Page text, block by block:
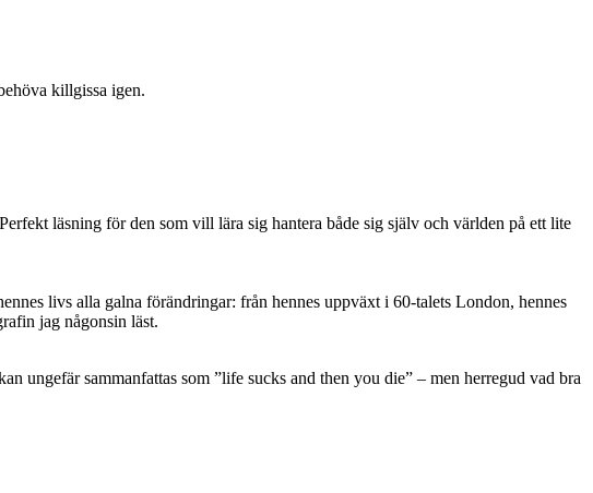
killgissa igen.
läsning för den som vill lära sig hantera både sig själv och världen på ett lite
livs alla galna förändringar: från hennes uppväxt i 60-talets London, hennes
jag någonsin läst.
ungefär sammanfattas som ”life sucks and then you die” – men herregud vad bra